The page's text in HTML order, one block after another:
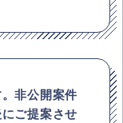
非公開案件
ご提案させ